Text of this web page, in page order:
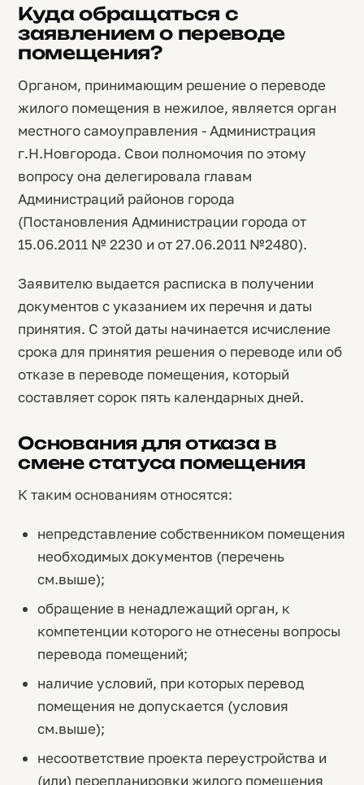
Куда обращаться с
заявлением о переводе
помещения?
Органом, принимающим решение о переводе
жилого помещения в нежилое, является орган
местного самоуправления - Администрация
г.Н.Новгорода. Свои полномочия по этому
вопросу она делегировала главам
Администраций районов города
(Постановления Администрации города от
15.06.2011 № 2230 и от 27.06.2011 №2480).
Заявителю выдается расписка в получении
документов с указанием их перечня и даты
принятия. С этой даты начинается исчисление
срока для принятия решения о переводе или об
отказе в переводе помещения, который
составляет сорок пять календарных дней.
Основания для отказа в
смене статуса помещения
К таким основаниям относятся:
непредставление собственником помещения
необходимых документов (перечень
см.выше);
обращение в ненадлежащий орган, к
компетенции которого не отнесены вопросы
перевода помещений;
наличие условий, при которых перевод
помещения не допускается (условия
см.выше);
несоответствие проекта переустройства и
(или) перепланировки жилого помещения